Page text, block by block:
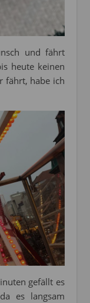
und fährt
heute keinen
fährt, habe ich
gefällt es
es langsam